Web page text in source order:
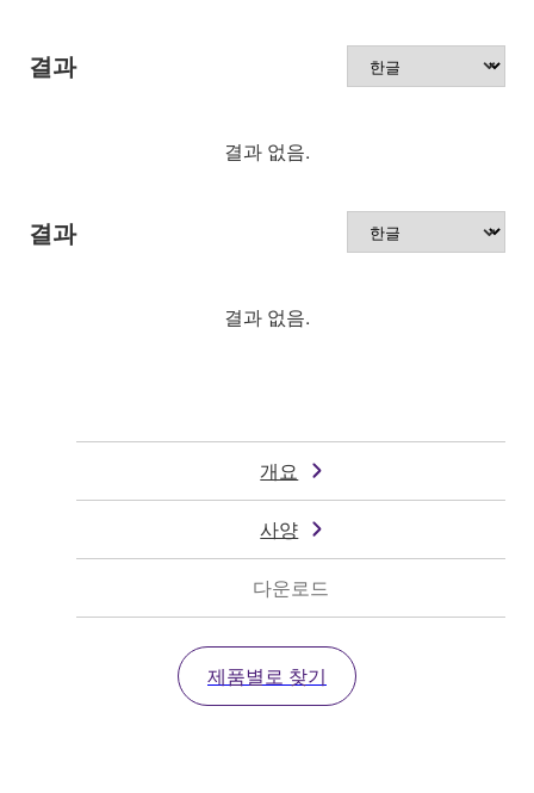
결과
결과 없음.
결과
결과 없음.
개요
사양
다운로드
제품별로 찾기